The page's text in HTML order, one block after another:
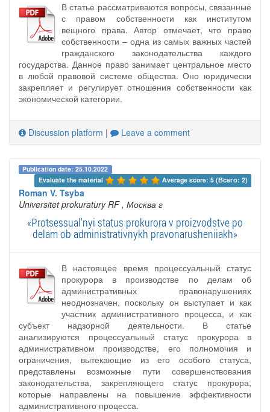
В статье рассматриваются вопросы, связанные
с правом собственности как институтом
вещного права. Автор отмечает, что право
собственности – одна из самых важных частей
гражданского законодательства каждого
государства. Данное право занимает центральное место
в любой правовой системе общества. Оно юридически
закрепляет и регулирует отношения собственности как
экономической категории.
Discussion platform | Leave a comment
Publication date: 25.10.2022
Evaluate the material
Average score: 5 (Всего: 2)
Roman V. Tsyba
Universitet prokuratury RF , Москва г
«Protsessual'nyi status prokurora v proizvodstve po
delam ob administrativnykh pravonarusheniiakh»
В настоящее время процессуальный статус
прокурора в производстве по делам об
административных правонарушениях
неоднозначен, поскольку он выступает и как
участник административного процесса, и как
субъект надзорной деятельности. В статье
анализируются процессуальный статус прокурора в
административном производстве, его полномочия и
ограничения, вытекающие из его особого статуса,
представлены возможные пути совершенствования
законодательства, закрепляющего статус прокурора,
которые направлены на повышение эффективности
административного процесса.